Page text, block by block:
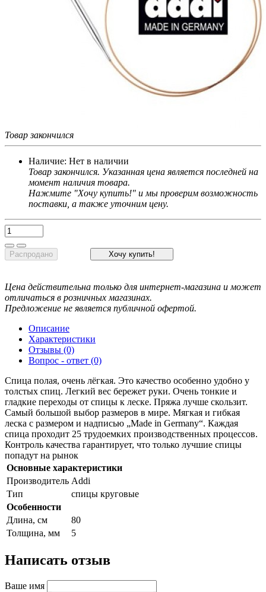
Товар закончился
Наличие: Нет в наличии
Товар закончился. Указанная цена является последней на
момент наличия товара.
Нажмите "Хочу купить!" и мы проверим возможность
поставки, а также уточним цену.
Распродано Хочу купить!
Цена действительна только для интернет-магазина и может
отличаться в розничных магазинах.
Предложение не является публичной офертой.
Описание
Характеристики
Отзывы (0)
Вопрос - ответ (0)
Спица полая, очень лёгкая. Это качество особенно удобно у
толстых спиц. Легкий вес бережет руки. Очень тонкие и
гладкие переходы от спицы к леске. Пряжа лучше скользит.
Самый большой выбор размеров в мире. Мягкая и гибкая
леска с размером и надписью „Made in Germany“. Каждая
спица проходит 25 трудоемких производственных процессов.
Контроль качества гарантирует, что только лучшие спицы
попадут на рынок
Основные характеристики
Производитель Addi
Тип
спицы круговые
Особенности
Длина, см
80
Толщина, мм
5
Написать отзыв
Ваше имя